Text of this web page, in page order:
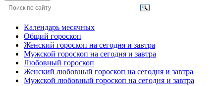
Календарь месячных
Общий гороскоп
Женский гороскоп на сегодня и завтра
Мужской гороскоп на сегодня и завтра
Любовный гороскоп
Женский любовный гороскоп на сегодня и завтра
Мужской любовный гороскоп на сегодня и завтра